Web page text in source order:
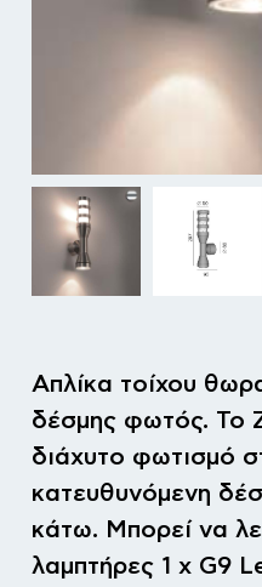
Aπλίκα τοίχου
δέσμης φωτός. Το
διάχυτο φωτισμό
κατευθυνόμενη
κάτω. Μπορεί να
λαμπτήρες 1 x G9